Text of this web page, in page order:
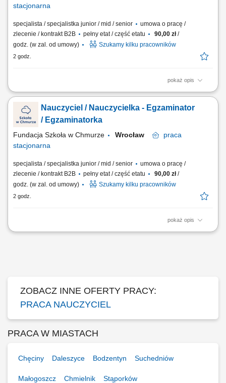
stacjonarna
specjalista / specjalistka junior / mid / senior
umowa o pracę /
zlecenie / kontrakt B2B
pełny etat / część etatu 90,00 zł/
godz. (w zal. od umowy)
Szukamy kilku pracowników
2 godz.
pokaż opis
Twój zakres obowiązków: stacjonarne przeprowadzanie egzaminów
ustnych i pisemnych dla uczniów naszej szkoły, dbanie o spokojną i
wspierającą atmosferę podczas egzaminów na żywo, czuwanie nad
prawidłowym przebiegiem egzaminów, uzupełnianie dokumentacji
egzaminacyjnej, współpraca z...
Nauczyciel / Nauczycielka - Egzaminator
/ Egzaminatorka
Fundacja Szkoła w Chmurze Wrocław
praca
stacjonarna
specjalista / specjalistka junior / mid / senior
umowa o pracę /
zlecenie / kontrakt B2B
pełny etat / część etatu 90,00 zł/
godz. (w zal. od umowy)
Szukamy kilku pracowników
2 godz.
pokaż opis
Twój zakres obowiązków: stacjonarne przeprowadzanie egzaminów
ZOBACZ INNE OFERTY PRACY:
PRACA NAUCZYCIEL
PRACA W MIASTACH
Chęciny Daleszyce Bodzentyn Suchedniów
Małogoszcz Chmielnik Stąporków